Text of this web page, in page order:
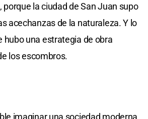
porque la ciudad de San Juan supo
acechanzas de la naturaleza. Y lo
hubo una estrategia de obra
los escombros.
imaginar una sociedad moderna